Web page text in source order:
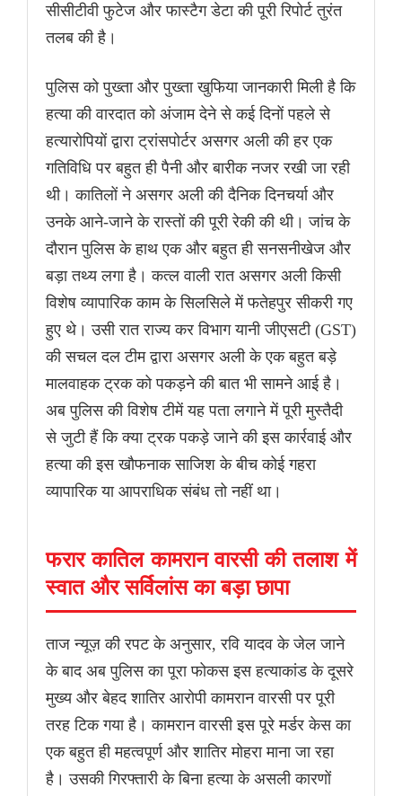
सीसीटीवी फुटेज और फास्टैग डेटा की पूरी रिपोर्ट तुरंत
तलब की है।
पुलिस को पुख्ता और पुख्ता खुफिया जानकारी मिली है कि
हत्या की वारदात को अंजाम देने से कई दिनों पहले से
हत्यारोपियों द्वारा ट्रांसपोर्टर असगर अली की हर एक
गतिविधि पर बहुत ही पैनी और बारीक नजर रखी जा रही
थी। कातिलों ने असगर अली की दैनिक दिनचर्या और
उनके आने-जाने के रास्तों की पूरी रेकी की थी। जांच के
दौरान पुलिस के हाथ एक और बहुत ही सनसनीखेज और
बड़ा तथ्य लगा है। कत्ल वाली रात असगर अली किसी
विशेष व्यापारिक काम के सिलसिले में फतेहपुर सीकरी गए
हुए थे। उसी रात राज्य कर विभाग यानी जीएसटी (GST)
की सचल दल टीम द्वारा असगर अली के एक बहुत बड़े
मालवाहक ट्रक को पकड़ने की बात भी सामने आई है।
अब पुलिस की विशेष टीमें यह पता लगाने में पूरी मुस्तैदी
से जुटी हैं कि क्या ट्रक पकड़े जाने की इस कार्रवाई और
हत्या की इस खौफनाक साजिश के बीच कोई गहरा
व्यापारिक या आपराधिक संबंध तो नहीं था।
फरार कातिल कामरान वारसी की तलाश में
स्वात और सर्विलांस का बड़ा छापा
ताज न्यूज़ की रपट के अनुसार, रवि यादव के जेल जाने
के बाद अब पुलिस का पूरा फोकस इस हत्याकांड के दूसरे
मुख्य और बेहद शातिर आरोपी कामरान वारसी पर पूरी
तरह टिक गया है। कामरान वारसी इस पूरे मर्डर केस का
एक बहुत ही महत्वपूर्ण और शातिर मोहरा माना जा रहा
है। उसकी गिरफ्तारी के बिना हत्या के असली कारणों